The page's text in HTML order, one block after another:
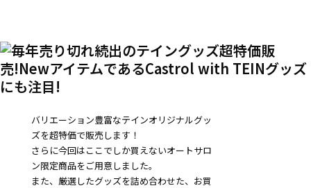
バリエーション豊富なテインオリジナルグッ
ズを超特価で販売します！
さらに今回はここでしか買えないオートサロ
ン限定商品をご用意しました。
また、厳選したグッズを詰め合わせた、お買